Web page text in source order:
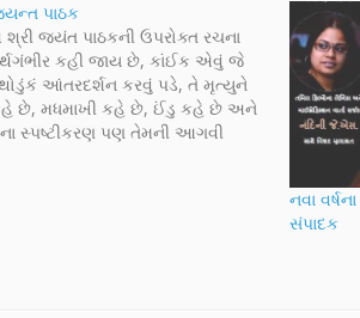
પાઠક
શ્રી જયંત પાઠકની ઉપરોક્ત રચના
કહી જાય છે, કાંઈક એવું જે
આંતરદર્શન કરવું પડે, તે મૃત્યુને
છે, મધમાખી કહે છે, ઈંડુ કહે છે અને
સ્પષ્ટીકરણ પણ તેમની આગવી
નવા
સંપાદક